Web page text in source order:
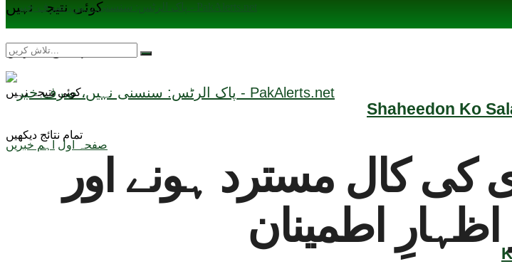
Shaheedon Ko
کوئی نتیجہ نہیں
تمام نتائج دیکھیں
کوئی نتیجہ نہیں
تمام نتائج دیکھیں
صفحہ اول
اہم خبریں
کا 8 فروری کی کال مسترد ہونے اور
اطمینان